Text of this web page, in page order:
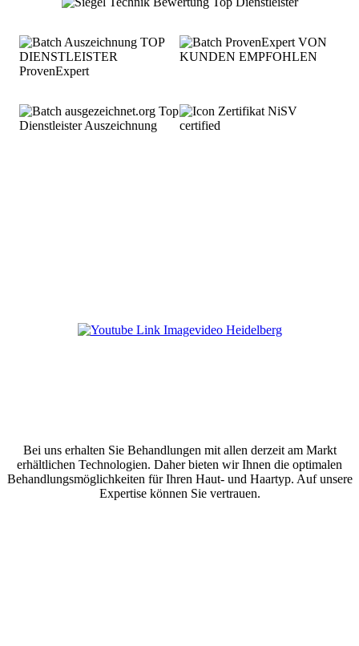
Bei uns erhalten Sie Behandlungen mit allen derzeit am Markt
erhältlichen Technologien. Daher bieten wir Ihnen die optimalen
Behandlungsmöglichkeiten für Ihren Haut- und Haartyp. Auf unsere
Expertise können Sie vertrauen.